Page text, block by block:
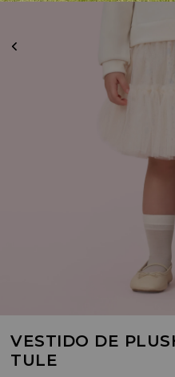
VESTIDO DE
TULE